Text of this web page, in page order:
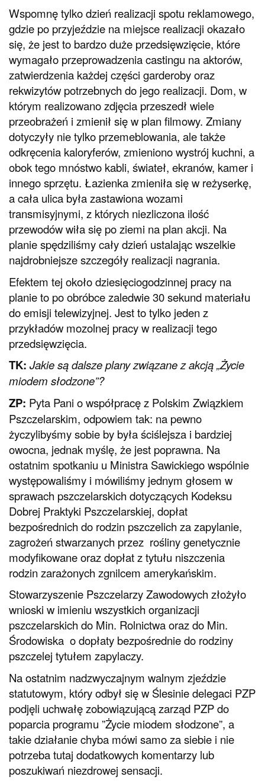
Wspomnę tylko dzień realizacji spotu reklamowego,
gdzie po przyjeździe na miejsce realizacji okazało
się, że jest to bardzo duże przedsięwzięcie, które
wymagało przeprowadzenia castingu na aktorów,
zatwierdzenia każdej części garderoby oraz
rekwizytów potrzebnych do jego realizacji. Dom, w
którym realizowano zdjęcia przeszedł wiele
przeobrażeń i zmienił się w plan filmowy. Zmiany
dotyczyły nie tylko przemeblowania, ale także
odkręcenia kaloryferów, zmieniono wystrój kuchni, a
obok tego mnóstwo kabli, świateł, ekranów, kamer i
innego sprzętu. Łazienka zmieniła się w reżyserkę,
a cała ulica była zastawiona wozami
transmisyjnymi, z których niezliczona ilość
przewodów wiła się po ziemi na plan akcji. Na
planie spędziliśmy cały dzień ustalając wszelkie
najdrobniejsze szczegóły realizacji nagrania.
Efektem tej około dziesięciogodzinnej pracy na
planie to po obróbce zaledwie 30 sekund materiału
do emisji telewizyjnej. Jest to tylko jeden z
przykładów mozolnej pracy w realizacji tego
przedsięwzięcia.
TK: Jakie są dalsze plany związane z akcją „Życie
miodem słodzone”?
ZP: Pyta Pani o współpracę z Polskim Związkiem
Pszczelarskim, odpowiem tak: na pewno
życzylibyśmy sobie by była ściślejsza i bardziej
owocna, jednak myślę, że jest poprawna. Na
ostatnim spotkaniu u Ministra Sawickiego wspólnie
występowaliśmy i mówiliśmy jednym głosem w
sprawach pszczelarskich dotyczących Kodeksu
Dobrej Praktyki Pszczelarskiej, dopłat
bezpośrednich do rodzin pszczelich za zapylanie,
zagrożeń stwarzanych przez rośliny genetycznie
modyfikowane oraz dopłat z tytułu niszczenia
rodzin zarażonych zgnilcem amerykańskim.
Stowarzyszenie Pszczelarzy Zawodowych złożyło
wnioski w imieniu wszystkich organizacji
pszczelarskich do Min. Rolnictwa oraz do Min.
Środowiska o dopłaty bezpośrednie do rodziny
pszczelej tytułem zapylaczy.
Na ostatnim nadzwyczajnym walnym zjeździe
statutowym, który odbył się w Ślesinie delegaci PZP
podjęli uchwałę zobowiązującą zarząd PZP do
poparcia programu ”Życie miodem słodzone”, a
takie działanie chyba mówi samo za siebie i nie
potrzeba tutaj dodatkowych komentarzy lub
poszukiwań niezdrowej sensacji.